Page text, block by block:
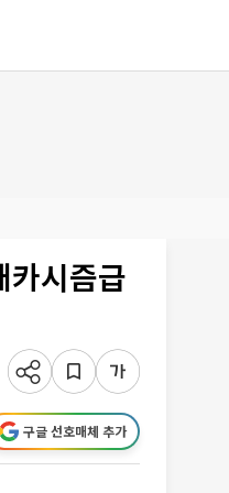
시즘급
구글 선호매체 추가